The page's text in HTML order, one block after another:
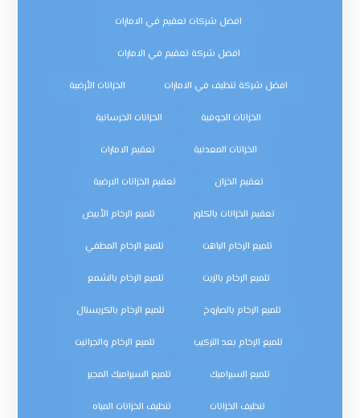
افضل شركات تعقيم في الامارات
افضل شركة تعقيم في الامارات
افضل شركة تنظيف في الامارات الخزانات الأرضية
الخزانات الجوفية الخزانات الخرسانية
الخزانات المعدنية تعقيم الامارات
تعقيم الخزان تعقيم الخزانات الارضية
تعقيم الخزانات بالكلور تلميع الرخام الأبيض
تلميع الرخام الباهت تلميع الرخام المطفي
تلميع الرخام بالزيت تلميع الرخام بالشمع
تلميع الرخام بالصاروخ تلميع الرخام بالكريستال
تلميع الرخام بعد التركيب تلميع الرخام والجرانيت
تلميع السيراميك تلميع السيراميك المجير
تنظيف الخزانات تنظيف الخزانات المياه